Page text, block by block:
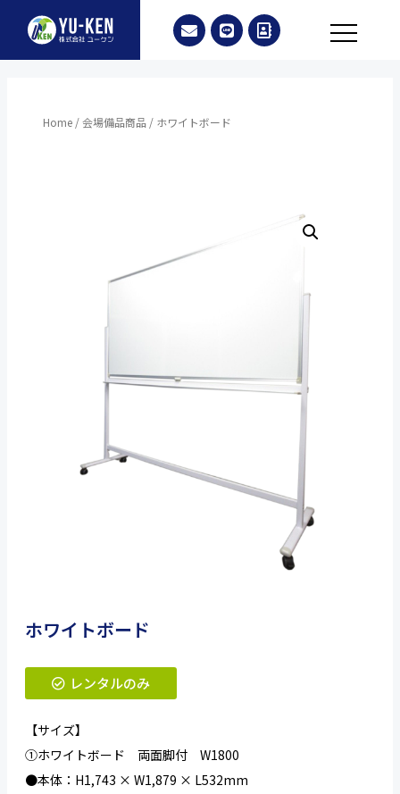
Home/会場備品商品/ ホワイトボード
ホワイトボード
レンタルのみ
【サイズ】
①ホワイトボード 両面脚付 W1800
●本体：H1,743 × W1,879 × L532mm